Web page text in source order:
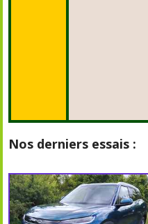
Nos derniers essais :